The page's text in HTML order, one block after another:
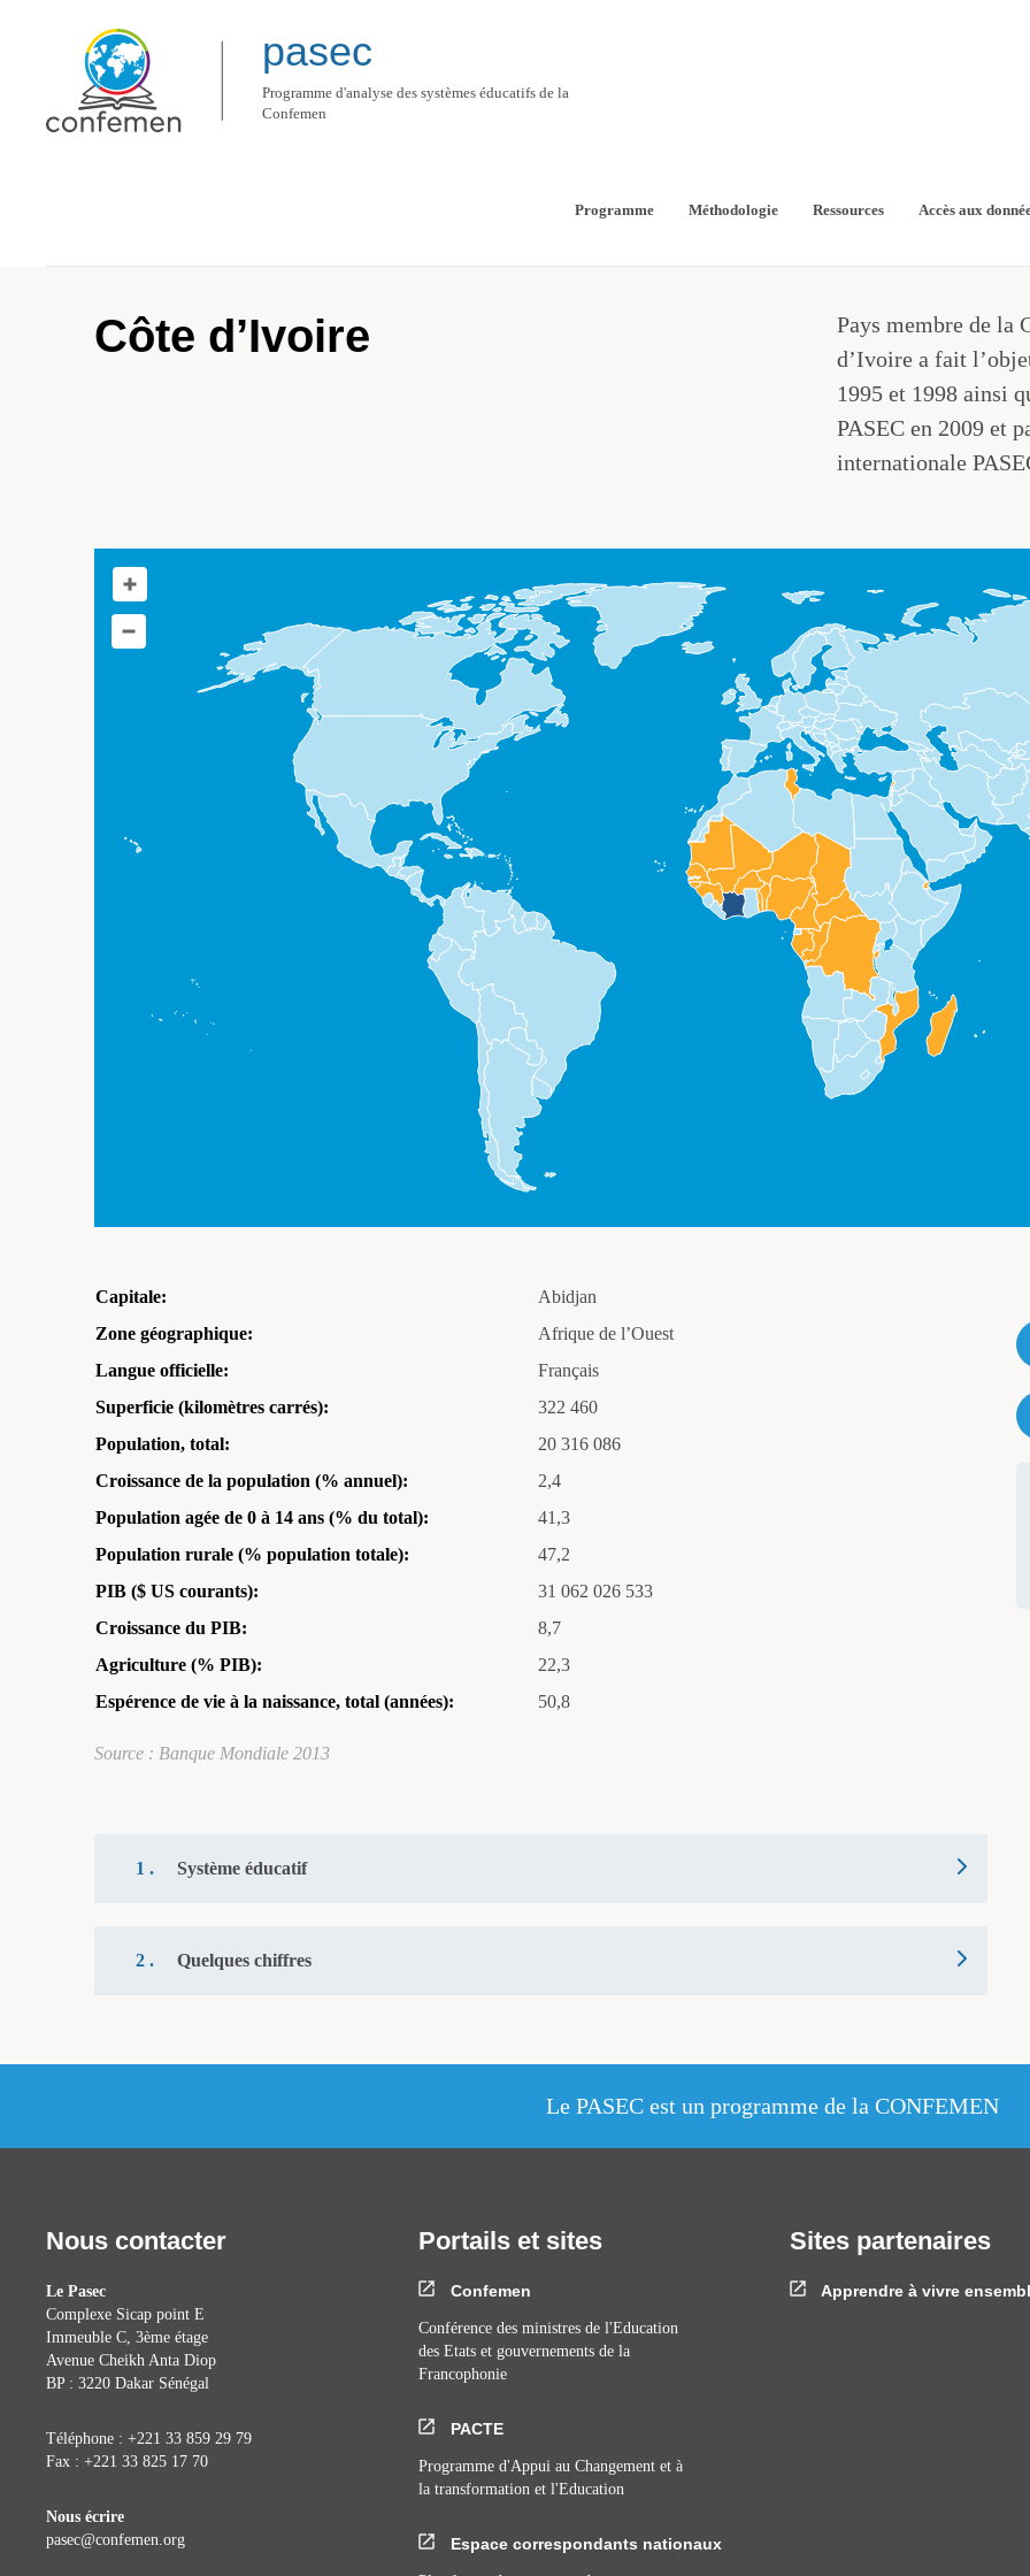
pasec
Programme d'analyse des systèmes éducatifs de la
Confemen
Programme Méthodologie Ressources Accès aux
Côte d’Ivoire
Pays membre de la
d’Ivoire a fait
1995 et 1998 ainsi
PASEC en 2009 et
internationale
Capitale:
Abidjan
Zone géographique:
Afrique de l’Ouest
Langue officielle:
Français
Superficie (kilomètres carrés):
322 460
Population, total:
20 316 086
Croissance de la population (% annuel):
2,4
Population agée de 0 à 14 ans (% du total):
41,3
Population rurale (% population totale):
47,2
PIB ($ US courants):
31 062 026 533
Croissance du PIB:
8,7
Agriculture (% PIB):
22,3
Espérence de vie à la naissance, total (années):
50,8
Source : Banque Mondiale 2013
1 . Système éducatif
2 . Quelques chiffres
Le PASEC est un programme de la CONFEMEN
Nous contacter
Le Pasec
Complexe Sicap point E
Immeuble C, 3ème étage
Avenue Cheikh Anta Diop
BP : 3220 Dakar Sénégal
Téléphone : +221 33 859 29 79
Fax : +221 33 825 17 70
Nous écrire
pasec@confemen.org
Portails et sites
Confemen
Conférence des ministres de l'Education
des Etats et gouvernements de la
Francophonie
PACTE
Programme d'Appui au Changement et à
la transformation et l'Education
Espace correspondants nationaux
Sites partenaires
Apprendre à vivre